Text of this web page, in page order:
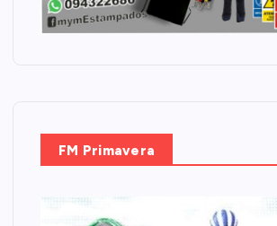
FM Primavera